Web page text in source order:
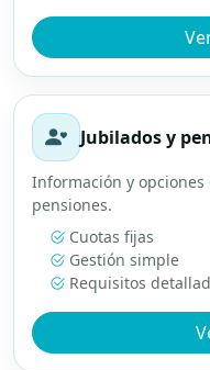
Jubilados y
Información y
pensiones.
Cuotas fijas
Gestión simple
Requisitos